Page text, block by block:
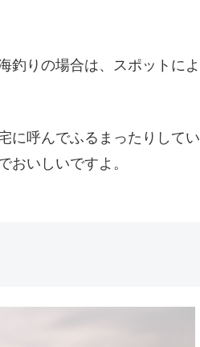
釣りの場合は、スポットによ
に呼んでふるまったりしてい
おいしいですよ。